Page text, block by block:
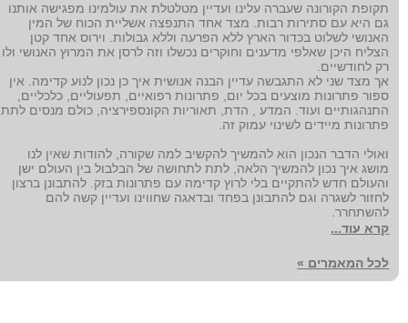
תקופת הקורונה שעברה עלינו ועדיין מטלטלת את עולמינו מפגישה אותנו
גם היא עם סתירות רבות. מצד אחד התנפצה אשליית הכוח של המין
האנושי לשלוט בכדור הארץ ללא הפרעה וללא גבולות. וירוס אחד קטן
הצליח היכן שאלפי מדענים וחוקרים נכשלו וזה לרסן את המרוץ האנושי ולו
רק לחודשיים.
אך מצד שני לא התגבשה עדיין הבנה אנושית איך כן נכון לנוע קדימה. אין
ספור פתרונות מוצעים בכל יום, פתרונות רפואיים, תפעוליים, כלכליים,
התנהגותיים ועוד. המדע , הדת, תאוריות הקונספירציה, כולם מנסים לתת
פתרונות מיידים לשינוי עמוק זה.
ואולי הדבר הנכון הוא להמשיך להקשיב למה שקורה, להודות שאין לנו
מושג איך נכון להמשיך הלאה, לתת לתחושה של הבלבול בין העולם ישן
והעולם חדש להתקיים בלי לרוץ קדימה עם פתרונות בזק. להתבונן ברצון
לחזור לשגרה וגם להתבונן בפחד ובדאגה שחווינו ועדיין קשה להם
להשתחרר.
קרא עוד...
לכל המאמרים »